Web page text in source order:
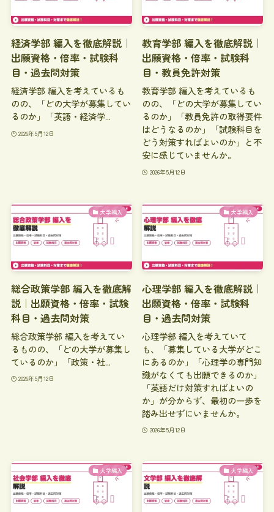
経済学部 編入を徹底解説｜
出願資格・倍率・試験科
目・過去問対策
経済学部 編入を考えているも
のの、「どの大学が募集してい
るのか」「英語・経済学...
2026年5月12日
教育学部 編入を徹底解説｜
出願資格・倍率・試験科
目・教員免許対策
教育学部 編入を考えているも
のの、「どの大学が募集してい
るのか」「教員免許の取得要件
はどうなるのか」「試験科目を
どう対策すればよいのか」と不
安に感じていませんか。
2026年5月12日
大学編入
総合政策学部 編入を徹底解
説｜出願資格・倍率・試験
科目・過去問対策
総合政策学部 編入を考えてい
るものの、「どの大学が募集し
ているのか」「政策・社...
2026年5月12日
大学編入
心理学部 編入を徹底解説｜
出願資格・倍率・試験科
目・過去問対策
心理学部 編入を考えていて
も、「募集している大学がどこ
にあるのか」「心理学の専門知
識がなくても出願できるのか」
「英語だけ対策すればよいの
か」が分からず、最初の一歩を
踏み出せずにいませんか。
2026年5月12日
大学編入 大学編入